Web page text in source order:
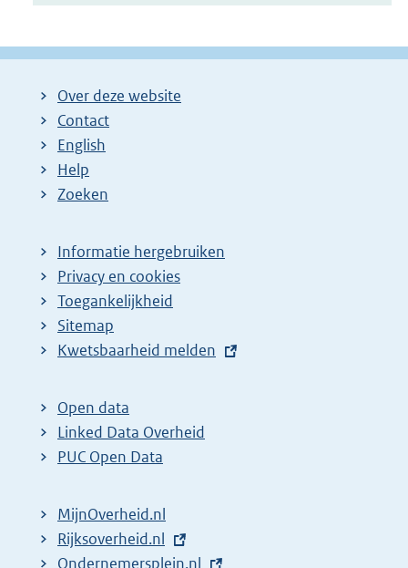
Over deze website
Contact
English
Help
Zoeken
Informatie hergebruiken
Privacy en cookies
Toegankelijkheid
Sitemap
E
t
e
r
l
i
Kwetsbaarheid melden
Open data
Linked Data Overheid
PUC Open Data
MijnOverheid.nl
E
x
Rijksoverheid.nl
E
Ondernemersplein.nl